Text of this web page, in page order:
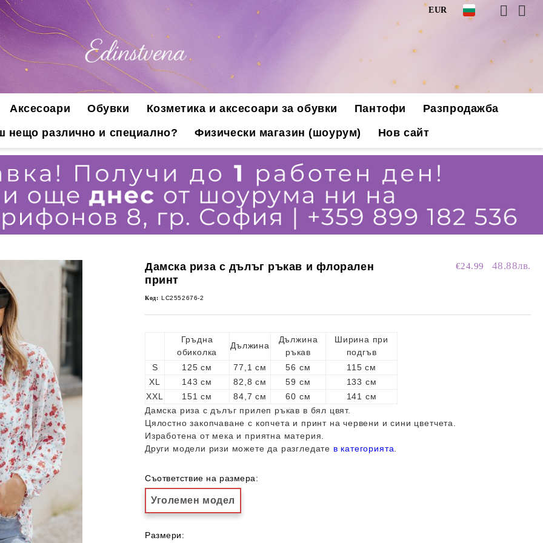
EUR
Аксесоари Обувки Козметика и аксесоари за обувки Пантофи
Разпродажба
нещо различно и специално?
Физически магазин (шоурум) Нов сайт
Дамска риза с дълъг ръкав и флорален
принт
€24.99 48.88лв.
Код: LC2552676-2
Гръдна
обиколка
Дължина
Дължина
ръкав
Ширина при
подгъв
S
125 см 77,1 см 56 см
115 см
XL
143 см 82,8 см 59 см
133 см
XXL
151 см 84,7 см 60 см
141 см
Дамска риза с дълъг прилеп ръкав в бял цвят.
Цялостно закопчаване с копчета и принт на червени и сини цветчета.
Изработена от мека и приятна материя.
Други модели ризи можете да разгледате в категорията
Съответствие на размера:
Уголемен модел
Размери: